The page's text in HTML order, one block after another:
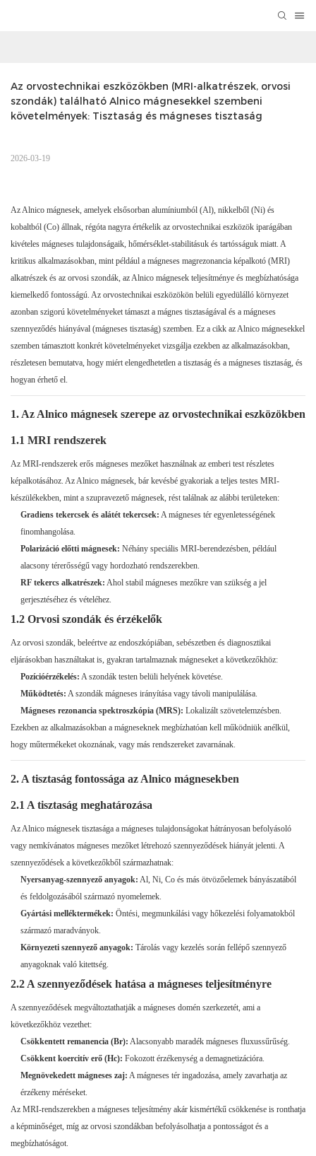
Az orvostechnikai eszközökben (MRI-alkatrészek, orvosi
szondák) található Alnico mágnesekkel szembeni
követelmények: Tisztaság és mágneses tisztaság
2026-03-19
Az Alnico mágnesek, amelyek elsősorban alumíniumból (Al), nikkelből (Ni) és
kobaltból (Co) állnak, régóta nagyra értékelik az orvostechnikai eszközök iparágában
kivételes mágneses tulajdonságaik, hőmérséklet-stabilitásuk és tartósságuk miatt. A
kritikus alkalmazásokban, mint például a mágneses magrezonancia képalkotó (MRI)
alkatrészek és az orvosi szondák, az Alnico mágnesek teljesítménye és megbízhatósága
kiemelkedő fontosságú. Az orvostechnikai eszközökön belüli egyedülálló környezet
azonban szigorú követelményeket támaszt a mágnes tisztaságával és a mágneses
szennyeződés hiányával (mágneses tisztaság) szemben. Ez a cikk az Alnico mágnesekkel
szemben támasztott konkrét követelményeket vizsgálja ezekben az alkalmazásokban,
részletesen bemutatva, hogy miért elengedhetetlen a tisztaság és a mágneses tisztaság, és
hogyan érhető el.
1. Az Alnico mágnesek szerepe az orvostechnikai eszközökben
1.1 MRI rendszerek
Az MRI-rendszerek erős mágneses mezőket használnak az emberi test részletes
képalkotásához. Az Alnico mágnesek, bár kevésbé gyakoriak a teljes testes MRI-
készülékekben, mint a szupravezető mágnesek, rést találnak az alábbi területeken:
Gradiens tekercsek és alátét tekercsek: A mágneses tér egyenletességének
finomhangolása.
Polarizáció előtti mágnesek: Néhány speciális MRI-berendezésben, például
alacsony térerősségű vagy hordozható rendszerekben.
RF tekercs alkatrészek: Ahol stabil mágneses mezőkre van szükség a jel
gerjesztéséhez és vételéhez.
1.2 Orvosi szondák és érzékelők
Az orvosi szondák, beleértve az endoszkópiában, sebészetben és diagnosztikai
eljárásokban használtakat is, gyakran tartalmaznak mágneseket a következőkhöz:
Pozícióérzékelés: A szondák testen belüli helyének követése.
Működtetés: A szondák mágneses irányítása vagy távoli manipulálása.
Mágneses rezonancia spektroszkópia (MRS): Lokalizált szövetelemzésben.
Ezekben az alkalmazásokban a mágneseknek megbízhatóan kell működniük anélkül,
hogy műtermékeket okoznának, vagy más rendszereket zavarnának.
2. A tisztaság fontossága az Alnico mágnesekben
2.1 A tisztaság meghatározása
Az Alnico mágnesek tisztasága a mágneses tulajdonságokat hátrányosan befolyásoló
vagy nemkívánatos mágneses mezőket létrehozó szennyeződések hiányát jelenti. A
szennyeződések a következőkből származhatnak:
Nyersanyag-szennyező anyagok: Al, Ni, Co és más ötvözőelemek bányászatából
és feldolgozásából származó nyomelemek.
Gyártási melléktermékek: Öntési, megmunkálási vagy hőkezelési folyamatokból
származó maradványok.
Környezeti szennyező anyagok: Tárolás vagy kezelés során fellépő szennyező
anyagoknak való kitettség.
2.2 A szennyeződések hatása a mágneses teljesítményre
A szennyeződések megváltoztathatják a mágneses domén szerkezetét, ami a
következőkhöz vezethet:
Csökkentett remanencia (Br): Alacsonyabb maradék mágneses fluxussűrűség.
Csökkent koercitív erő (Hc): Fokozott érzékenység a demagnetizációra.
Megnövekedett mágneses zaj: A mágneses tér ingadozása, amely zavarhatja az
érzékeny méréseket.
Az MRI-rendszerekben a mágneses teljesítmény akár kismértékű csökkenése is ronthatja
a képminőséget, míg az orvosi szondákban befolyásolhatja a pontosságot és a
megbízhatóságot.